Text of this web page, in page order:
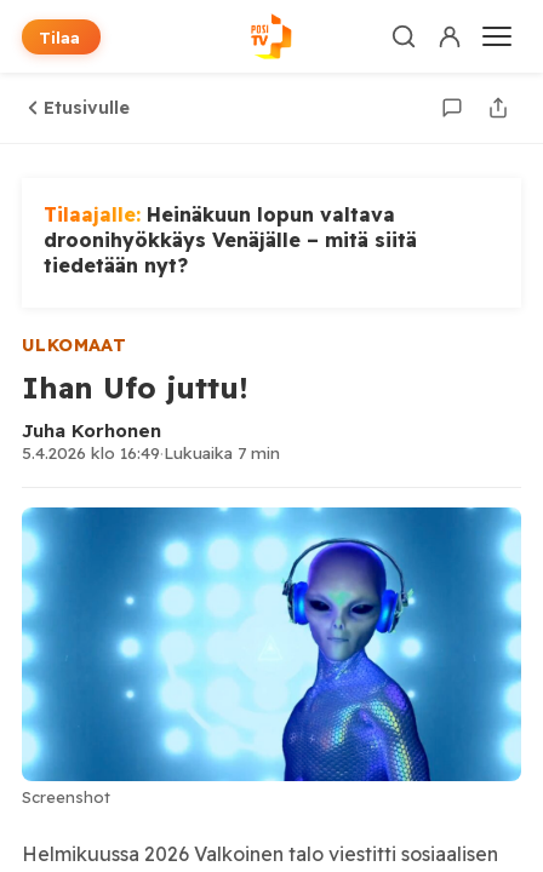
Tilaa
Etusivulle
Tilaajalle: Heinäkuun lopun valtava
droonihyökkäys Venäjälle – mitä siitä
tiedetään nyt?
ULKOMAAT
Ihan Ufo juttu!
Juha Korhonen
5.4.2026 klo 16:49·Lukuaika 7 min
Screenshot
Helmikuussa 2026 Valkoinen talo viestitti sosiaalisen